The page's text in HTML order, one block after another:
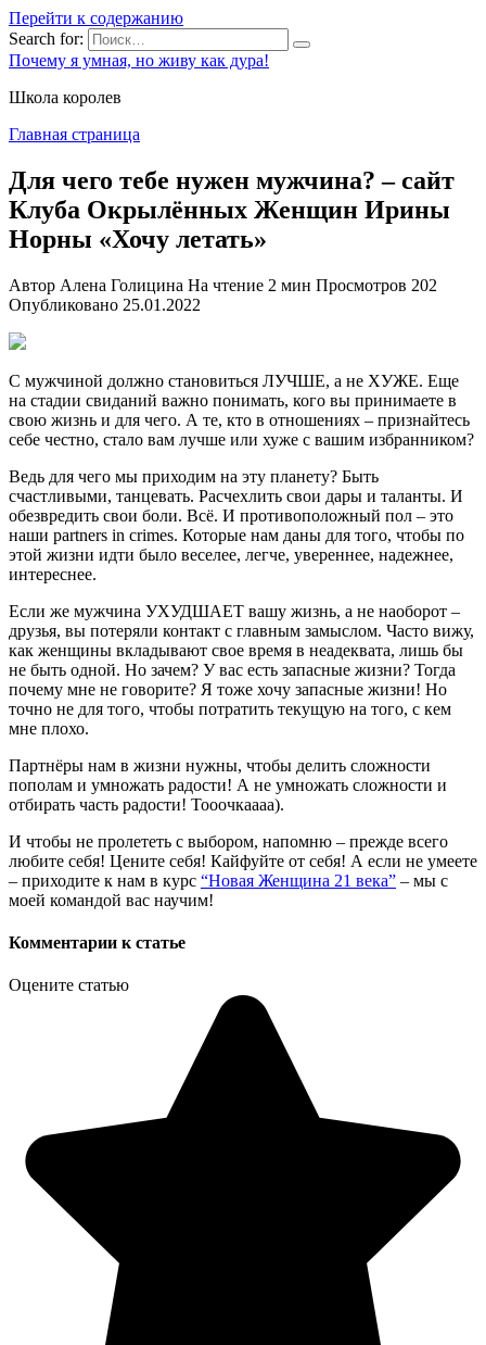
Перейти к содержанию
Search for:
Почему я умная, но живу как дура!
Школа королев
Главная страница
Для чего тебе нужен мужчина? – сайт
Клуба Окрылённых Женщин Ирины
Норны «Хочу летать»
Автор Алена Голицина На чтение 2 мин Просмотров 202
Опубликовано 25.01.2022
С мужчиной должно становиться ЛУЧШЕ, а не ХУЖЕ. Еще
на стадии свиданий важно понимать, кого вы принимаете в
свою жизнь и для чего. А те, кто в отношениях – признайтесь
себе честно, стало вам лучше или хуже с вашим избранником?
Ведь для чего мы приходим на эту планету? Быть
счастливыми, танцевать. Расчехлить свои дары и таланты. И
обезвредить свои боли. Всё. И противоположный пол – это
наши partners in crimes. Которые нам даны для того, чтобы по
этой жизни идти было веселее, легче, увереннее, надежнее,
интереснее.
Если же мужчина УХУДШАЕТ вашу жизнь, а не наоборот –
друзья, вы потеряли контакт с главным замыслом. Часто вижу,
как женщины вкладывают свое время в неадеквата, лишь бы
не быть одной. Но зачем? У вас есть запасные жизни? Тогда
почему мне не говорите? Я тоже хочу запасные жизни! Но
точно не для того, чтобы потратить текущую на того, с кем
мне плохо.
Партнёры нам в жизни нужны, чтобы делить сложности
пополам и умножать радости! А не умножать сложности и
отбирать часть радости! Тооочкаааа).
И чтобы не пролететь с выбором, напомню – прежде всего
любите себя! Цените себя! Кайфуйте от себя! А если не умеете
– приходите к нам в курс “Новая Женщина 21 века” – мы с
моей командой вас научим!
Комментарии к статье
Оцените статью